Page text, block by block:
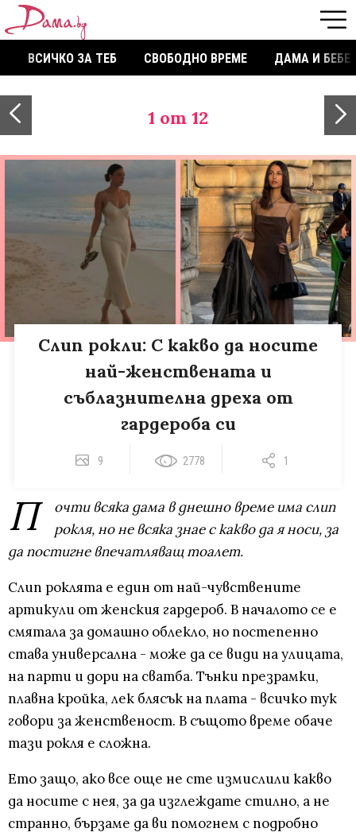
ВСИЧКО ЗА ТЕБ СВОБОДНО ВРЕМЕ ДАМА И БЕБЕ
1 от 12
Слип рокли: С какво да носите
най-женствената и
съблазнителна дреха от
гардероба си
9 2778 1
П
очти всяка дама в днешно време има слип
рокля, но не всяка знае с какво да я носи, за
да постигне впечатляващ тоалет.
Слип роклята е един от най-чувствените
артикули от женския гардероб. В началото се е
смятала за домашно облекло, но постепенно
става универсална - може да се види на улицата,
на парти и дори на сватба. Тънки презрамки,
плавна кройка, лек блясък на плата - всичко тук
говори за женственост. В същото време обаче
тази рокля е сложна.
Ето защо, ако все още не сте измислили какво
да носите с нея, за да изглеждате стилно, а не
странно, бързаме да ви помогнем с подробно